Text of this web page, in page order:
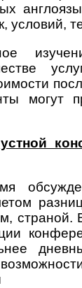
условий,
могут
страной.